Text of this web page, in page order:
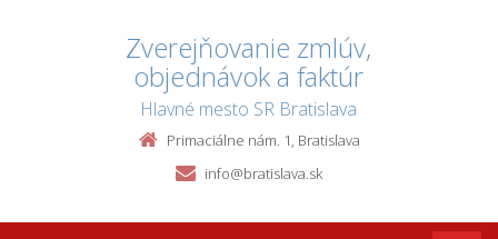
Zverejňovanie zmlúv,
objednávok a faktúr
Hlavné mesto SR Bratislava
Primaciálne nám. 1, Bratislava
info@bratislava.sk